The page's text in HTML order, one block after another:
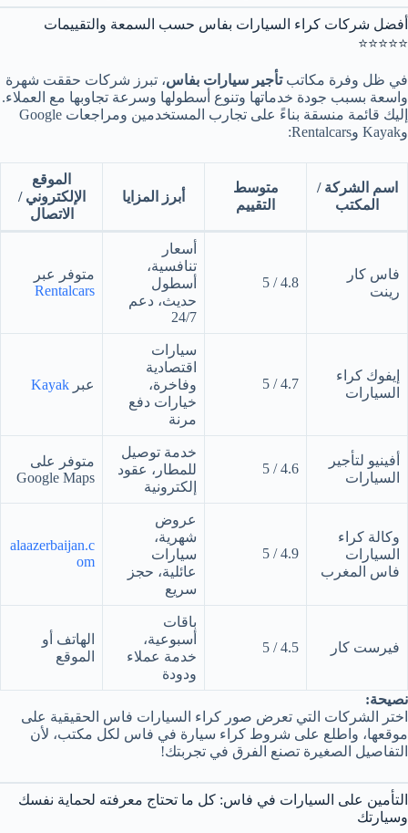
أفضل شركات كراء السيارات بفاس حسب السمعة والتقييمات
⭐⭐⭐⭐⭐
في ظل وفرة مكاتبتأجير سيارات بفاس، تبرز شركات حققت شهرة
واسعة بسبب جودة خدماتها وتنوع أسطولها وسرعة تجاوبها مع العملاء.
إليك قائمة منسقة بناءً على تجارب المستخدمين ومراجعات Google
وKayak وRentalcars:
اسم الشركة /
المكتب
متوسط
التقييم
أبرز المزايا
الموقع
الإلكتروني /
الاتصال
فاس كار
رينت
4.8 / 5
أسعار
تنافسية،
أسطول
حديث، دعم
24/7
متوفر عبر
Rentalcars
إيفوك كراء
السيارات
4.7 / 5
سيارات
اقتصادية
وفاخرة،
خيارات دفع
مرنة
عبر Kayak
أفينيو لتأجير
السيارات
4.6 / 5
خدمة توصيل
للمطار، عقود
إلكترونية
متوفر على
Google Maps
وكالة كراء
السيارات
فاس المغرب
4.9 / 5
عروض
شهرية،
سيارات
عائلية، حجز
سريع
alaazerbaijan.c
om
فيرست كار 4.5 / 5
باقات
أسبوعية،
خدمة عملاء
ودودة
الهاتف أو
الموقع
نصيحة:
اختر الشركات التي تعرض صور كراء السيارات فاس الحقيقية على
موقعها، واطلع على شروط كراء سيارة في فاس لكل مكتب، لأن
التفاصيل الصغيرة تصنع الفرق في تجربتك!
التأمين على السيارات في فاس: كل ما تحتاج معرفته لحماية نفسك
وسيارتك